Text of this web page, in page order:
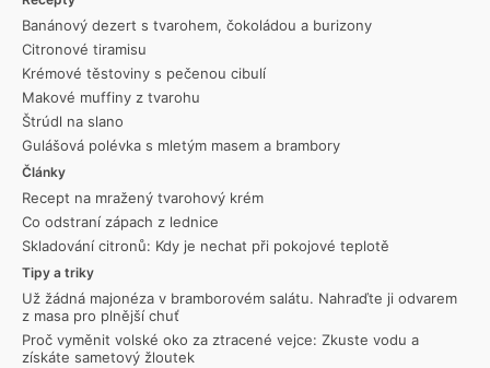
Banánový dezert s tvarohem, čokoládou a burizony
Citronové tiramisu
Krémové těstoviny s pečenou cibulí
Makové muffiny z tvarohu
Štrúdl na slano
Gulášová polévka s mletým masem a brambory
Články
Recept na mražený tvarohový krém
Co odstraní zápach z lednice
Skladování citronů: Kdy je nechat při pokojové teplotě
Tipy a triky
Už žádná majonéza v bramborovém salátu. Nahraďte ji odvarem
z masa pro plnější chuť
Proč vyměnit volské oko za ztracené vejce: Zkuste vodu a
získáte sametový žloutek